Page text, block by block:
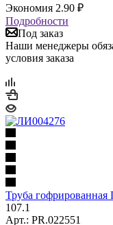
Экономия 2.90 ₽
Подробности
Под заказ
Наши менеджеры
условия заказа
Труба
107.1
Арт.: PR.022551